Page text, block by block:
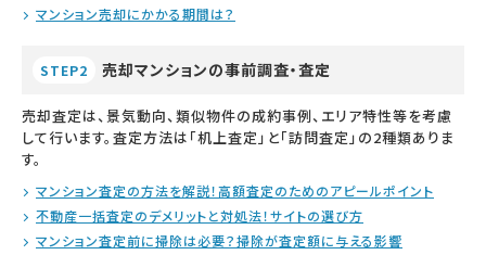
マンション売却にかかる期間は？
STEP2 売却マンションの事前調査・査定
売却査定は、景気動向、類似物件の成約事例、エリア特性等を考慮
して行います。査定方法は「机上査定」と「訪問査定」の2種類ありま
す。
マンション査定の方法を解説！高額査定のためのアピールポイント
不動産一括査定のデメリットと対処法！サイトの選び方
マンション査定前に掃除は必要？掃除が査定額に与える影響